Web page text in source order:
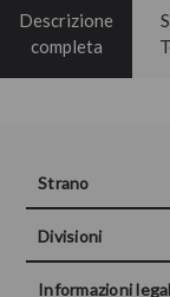
Descrizione
completa
Strano
Divisioni
Informazioni